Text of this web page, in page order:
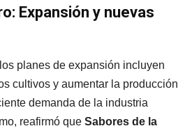
Expansión y nuevas
planes de expansión incluyen
cultivos y aumentar la producción
demanda de la industria
reafirmó que Sabores de la